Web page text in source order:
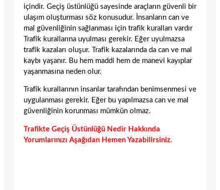
içindir. Geçiş üstünlüğü sayesinde araçların güvenli bir
ulaşım oluşturması söz konusudur. İnsanların can ve
mal güvenliğinin sağlanması için trafik kuralları vardır
Trafik kurallarına uyulması gerekir. Eğer uyulmazsa
trafik kazaları oluşur. Trafik kazalarında da can ve mal
kaybı yaşanır. Bu hem maddi hem de manevi kayıplar
yaşanmasına neden olur.
Trafik kurallarının insanlar tarafından benimsenmesi ve
uygulanması gerekir. Eğer bu yapılmazsa can ve mal
güvenliğinin korunması mümkün olmaz.
Trafikte Geçiş Üstünlüğü Nedir Hakkında
Yorumlarınızı Aşağıdan Hemen Yazabilirsiniz.